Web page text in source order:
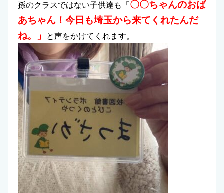
孫のクラスではない子供達も「 〇〇ちゃんのおば
あちゃん！今日も埼玉から来てくれたんだ
ね。」
と声をかけてくれます。